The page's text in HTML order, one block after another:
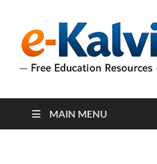
MAIN MENU